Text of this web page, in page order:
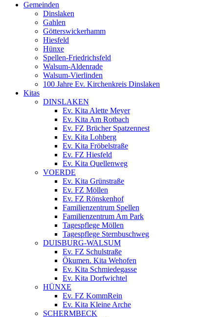
Gemeinden
Dinslaken
Gahlen
Götterswickerhamm
Hiesfeld
Hünxe
Spellen-Friedrichsfeld
Walsum-Aldenrade
Walsum-Vierlinden
100 Jahre Ev. Kirchenkreis Dinslaken
Kitas
DINSLAKEN
Ev. Kita Alette Meyer
Ev. Kita Am Rotbach
Ev. FZ Brücher Spatzennest
Ev. Kita Lohberg
Ev. Kita Fröbelstraße
Ev. FZ Hiesfeld
Ev. Kita Quellenweg
VOERDE
Ev. Kita Grünstraße
Ev. FZ Möllen
Ev. FZ Rönskenhof
Familienzentrum Spellen
Familienzentrum Am Park
Tagespflege Möllen
Tagespflege Sternbuschweg
DUISBURG-WALSUM
Ev. FZ Schulstraße
Ökumen. Kita Wehofen
Ev. Kita Schmiedegasse
Ev. Kita Dorfwichtel
HÜNXE
Ev. FZ KommRein
Ev. Kita Kleine Arche
SCHERMBECK